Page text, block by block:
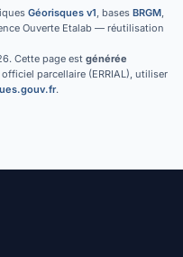
Géorisques v1, bases BRGM,
Ouverte Etalab — réutilisation
Cette page est générée
parcellaire (ERRIAL), utiliser
.